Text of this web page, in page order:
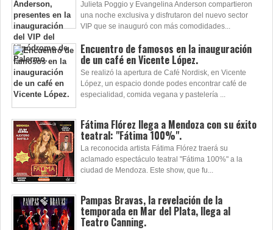
Julieta Poggio y Evangelina Anderson compartieron
una noche exclusiva y disfrutaron del nuevo sector
VIP que se inauguró con más comodidades...
Encuentro de famosos en la inauguración
de un café en Vicente López.
Se realizó la apertura de Café Nordisk, en Vicente
López, un espacio donde podes encontrar café de
especialidad, comida vegana y pastelería ...
Fátima Flórez llega a Mendoza con su éxito
teatral: "Fátima 100%".
La reconocida artista Fátima Flórez traerá su
aclamado espectáculo teatral "Fátima 100%" a la
ciudad de Mendoza. Este show, que fu...
Pampas Bravas, la revelación de la
temporada en Mar del Plata, llega al
Teatro Canning.